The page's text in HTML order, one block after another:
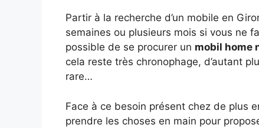
Partir à la recherche d’un mobile en
semaines ou plusieurs mois si vous ne
possible de se procurer un mobil home
cela reste très chronophage, d’autant
rare…
Face à ce besoin présent chez de plus
prendre les choses en main pour